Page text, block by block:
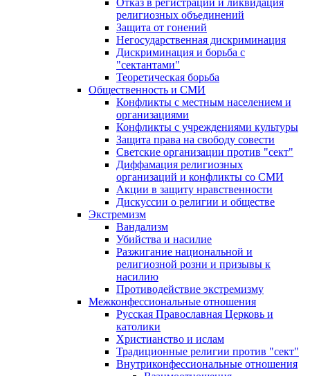
Отказ в регистрации и ликвидация
религиозных объединений
Защита от гонений
Негосударственная дискриминация
Дискриминация и борьба с
"сектантами"
Теоретическая борьба
Общественность и СМИ
Конфликты с местным населением и
организациями
Конфликты с учреждениями культуры
Защита права на свободу совести
Светские организации против "сект"
Диффамация религиозных
организаций и конфликты со СМИ
Акции в защиту нравственности
Дискуссии о религии и обществе
Экстремизм
Вандализм
Убийства и насилие
Разжигание национальной и
религиозной розни и призывы к
насилию
Противодействие экстремизму
Межконфессиональные отношения
Русская Православная Церковь и
католики
Христианство и ислам
Традиционные религии против "сект"
Внутриконфессиональные отношения